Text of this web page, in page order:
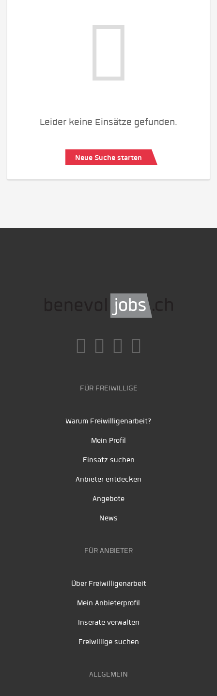
Leider keine Einsätze gefunden.
Neue Suche starten
FÜR FREIWILLIGE
Warum Freiwilligenarbeit?
Mein Profil
Einsatz suchen
Anbieter entdecken
Angebote
News
FÜR ANBIETER
Über Freiwilligenarbeit
Mein Anbieterprofil
Inserate verwalten
Freiwillige suchen
ALLGEMEIN